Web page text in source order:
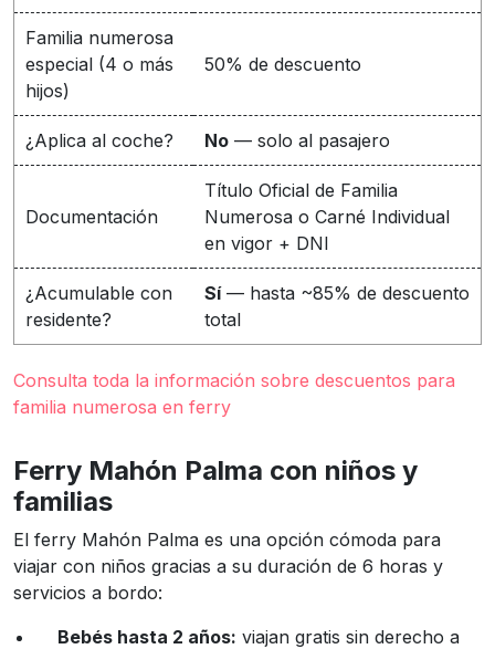
Familia numerosa
especial (4 o más
hijos)
50% de descuento
¿Aplica al coche? No — solo al pasajero
Documentación
Título Oficial de Familia
Numerosa o Carné Individual
en vigor + DNI
¿Acumulable con
residente?
Sí— hasta ~85% de descuento
total
Consulta toda la información sobre descuentos para
familia numerosa en ferry
Ferry Mahón Palma con niños y
familias
El ferry Mahón Palma es una opción cómoda para
viajar con niños gracias a su duración de 6 horas y
servicios a bordo:
Bebés hasta 2 años: viajan gratis sin derecho a